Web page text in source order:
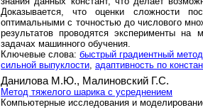
Доказывается, что оценки сложности
оптимальными с точностью до числового
результатов проводятся эксперименты
задачах машинного обучения.
Ключевые слова: быстрый градиентный метод
сильной выпуклости, адаптивность по
Данилова М.Ю., Малиновский Г.С.
Метод тяжелого шарика с усреднением
Компьютерные исследования и